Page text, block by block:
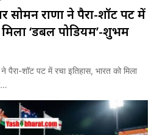
सोमन राणा ने पैरा-शॉट पट में
‘डबल पोडियम’-शुभम
पैरा-शॉट पट में रचा इतिहास, भारत को मिला